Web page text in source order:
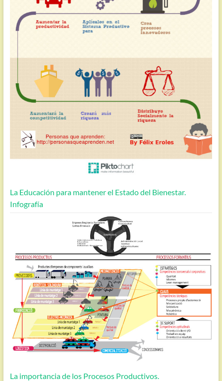
La Educación para mantener el Estado del Bienestar.
Infografía
La importancia de los Procesos Productivos.